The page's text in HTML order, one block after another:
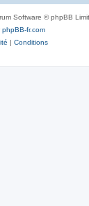
Software © phpBB
phpBB-fr.com
| Conditions